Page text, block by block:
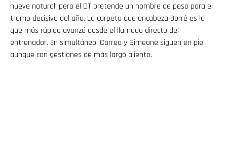
nueve natural, pero el DT pretende un nombre de peso para el
tramo decisivo del año. La carpeta que encabeza Borré es la
que más rápido avanzó desde el llamado directo del
entrenador. En simultáneo, Correa y Simeone siguen en pie,
aunque con gestiones de más largo aliento.